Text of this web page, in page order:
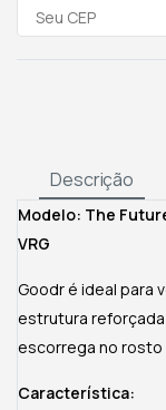
Descrição
Modelo: The
VRG
Goodr é ideal para
estrutura
escorrega no
Característica: